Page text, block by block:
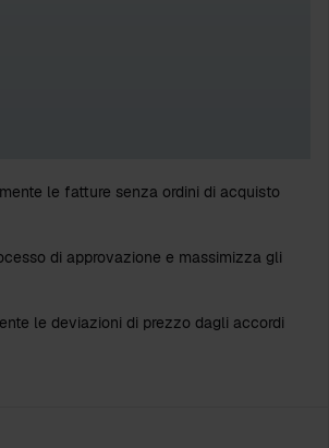
le fatture senza ordini di acquisto
di approvazione e massimizza gli
le deviazioni di prezzo dagli accordi